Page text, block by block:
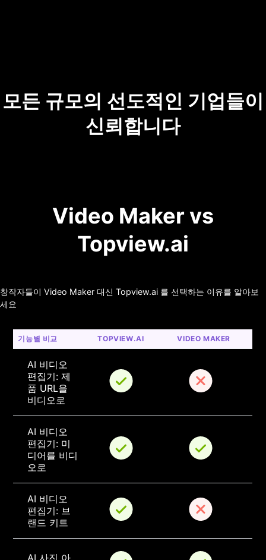
모든 규모의 선도적인 기업들이
신뢰합니다
Video Maker vs
Topview.ai
창작자들이 Video Maker 대신 Topview.ai 를 선택하는 이유를 알아보
세요
기능별 비교 TOPVIEW.AI VIDEO MAKER
AI 비디오
편집기: 제
품 URL을
비디오로
AI 비디오
편집기: 미
디어를 비디
오로
AI 비디오
편집기: 브
랜드 키트